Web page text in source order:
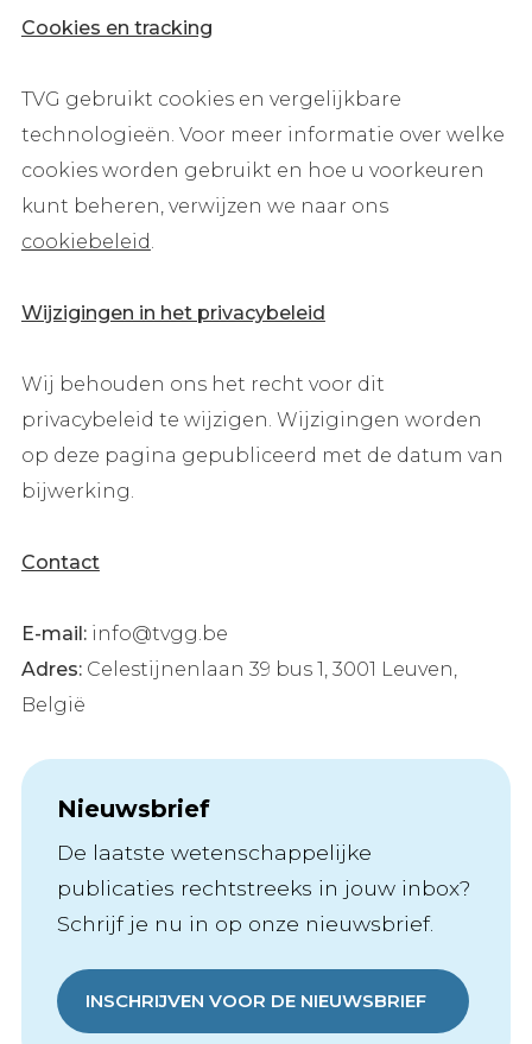
Cookies en tracking
TVG gebruikt cookies en vergelijkbare
technologieën. Voor meer informatie over welke
cookies worden gebruikt en hoe u voorkeuren
kunt beheren, verwijzen we naar ons
cookiebeleid.
Wijzigingen in het privacybeleid
Wij behouden ons het recht voor dit
privacybeleid te wijzigen. Wijzigingen worden
op deze pagina gepubliceerd met de datum van
bijwerking.
Contact
E-mail:info@tvgg.be
Adres:Celestijnenlaan 39 bus 1, 3001 Leuven,
België
Nieuwsbrief
De laatste wetenschappelijke
publicaties rechtstreeks in jouw inbox?
Schrijf je nu in op onze nieuwsbrief.
INSCHRIJVEN VOOR DE NIEUWSBRIEF